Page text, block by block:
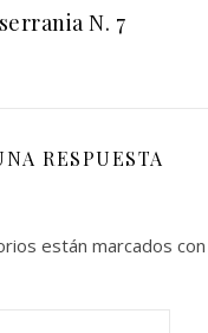
N. 7
RESPUESTA
están marcados con